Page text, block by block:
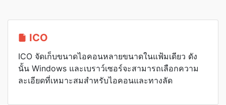
ICO
ICO จัดเก็บขนาดไอคอนหลายขนาดในแฟ้มเดียว ดัง
นั้น Windows และเบราว์เซอร์จะสามารถเลือกความ
ละเอียดที่เหมาะสมสำหรับไอคอนและทางลัด